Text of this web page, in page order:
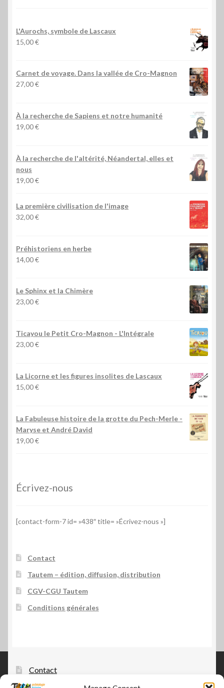
L'Aurochs, symbole de Lascaux
15,00€
Carnet de voyage. Dans la vallée de Cro-Magnon
27,00€
À la recherche de Sapiens et notre humanité
19,00€
À la recherche de l'altérité, Néandertal, elles et
nous
19,00€
La première civilisation de l'image
32,00€
Préhistoriens en herbe
14,00€
Le Sphinx et la Chimère
23,00€
Ticayou le Petit Cro-Magnon - L'Intégrale
23,00€
La Licorne et les figures insolites de Lascaux
15,00€
La Fabuleuse histoire de la grotte du Pech-Merle -
Maryse et André David
19,00€
Écrivez-nous
[contact-form-7 id= »438″ title= »Écrivez-nous »]
Contact
Tautem – édition, diffusion, distribution
CGV-CGU Tautem
Conditions générales
Contact